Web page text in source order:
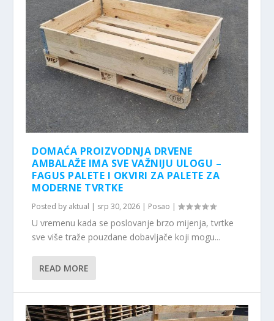
DOMAĆA PROIZVODNJA DRVENE
AMBALAŽE IMA SVE VAŽNIJU ULOGU –
FAGUS PALETE I OKVIRI ZA PALETE ZA
MODERNE TVRTKE
Posted by aktual | srp 30, 2026 | Posao |
U vremenu kada se poslovanje brzo mijenja, tvrtke
sve više traže pouzdane dobavljače koji mogu...
READ MORE